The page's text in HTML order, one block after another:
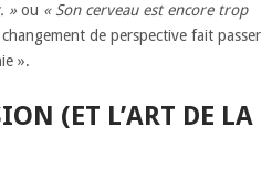
»ou « Son cerveau est encore trop
de perspective fait passer
».
(ET L’ART DE LA